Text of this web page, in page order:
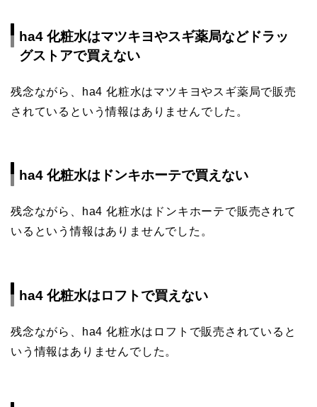
ha4 化粧水はマツキヨやスギ薬局などドラッ
グストアで買えない
残念ながら、ha4 化粧水はマツキヨやスギ薬局で販売
されているという情報はありませんでした。
ha4 化粧水はドンキホーテで買えない
残念ながら、ha4 化粧水はドンキホーテで販売されて
いるという情報はありませんでした。
ha4 化粧水はロフトで買えない
残念ながら、ha4 化粧水はロフトで販売されていると
いう情報はありませんでした。